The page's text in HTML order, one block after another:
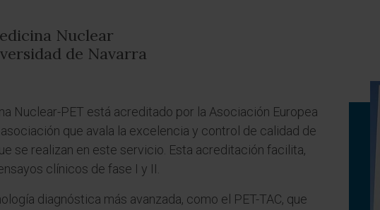
Nuclear
de Navarra
Nuclear-PET está acreditado por la Asociación Europea
que avala la excelencia y control de calidad de
se realizan en este servicio. Esta acreditación facilita,
clínicos de fase I y II.
diagnóstica más avanzada, como el PET-TAC, que